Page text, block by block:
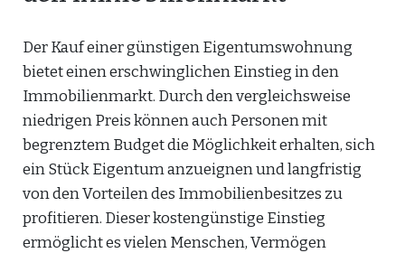
Der Kauf einer günstigen Eigentumswohnung
bietet einen erschwinglichen Einstieg in den
Immobilienmarkt. Durch den vergleichsweise
niedrigen Preis können auch Personen mit
begrenztem Budget die Möglichkeit erhalten, sich
ein Stück Eigentum anzueignen und langfristig
von den Vorteilen des Immobilienbesitzes zu
profitieren. Dieser kostengünstige Einstieg
ermöglicht es vielen Menschen, Vermögen